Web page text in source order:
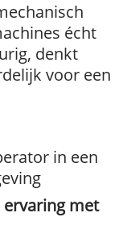
écht
denkt
voor een
in een
ervaring met